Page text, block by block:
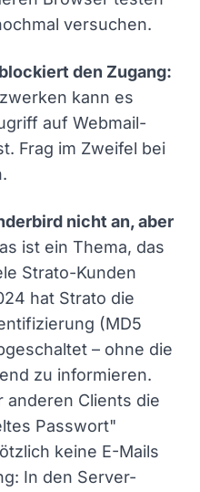
versuchen.
den Zugang:
kann es
auf Webmail-
Frag im Zweifel bei
nicht an, aber
ist ein Thema, das
Strato-Kunden
hat Strato die
(MD5
– ohne die
zu informieren.
anderen Clients die
Passwort"
keine E-Mails
In den Server-